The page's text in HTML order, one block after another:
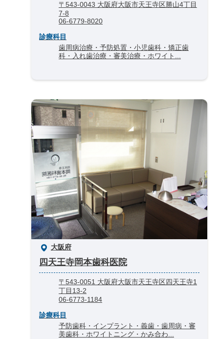
〒543-0043 大阪府大阪市天王寺区勝山4丁目
7-8
06-6779-8020
診療科目
歯周病治療・予防処置・小児歯科・矯正歯
科・入れ歯治療・審美治療・ホワイト...
大阪府
四天王寺岡本歯科医院
〒543-0051 大阪府大阪市天王寺区四天王寺1
丁目13-2
06-6773-1184
診療科目
予防歯科・インプラント・義歯・歯周病・審
美歯科・ホワイトニング・かみ合わ...